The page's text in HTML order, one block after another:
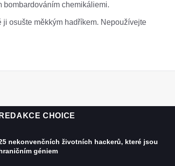
bombardováním chemikáliemi.
osušte měkkým hadříkem. Nepoužívejte
REDAKCE CHOICE
nekonvenčních životních hackerů, které jsou
géniem